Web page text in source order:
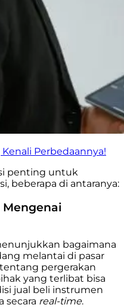
Kenali Perbedaannya!
penting untuk
beberapa di antaranya:
Mengenai
bagaimana
melantai di pasar
pergerakan
yang terlibat bisa
jual beli instrumen
secara real-time.